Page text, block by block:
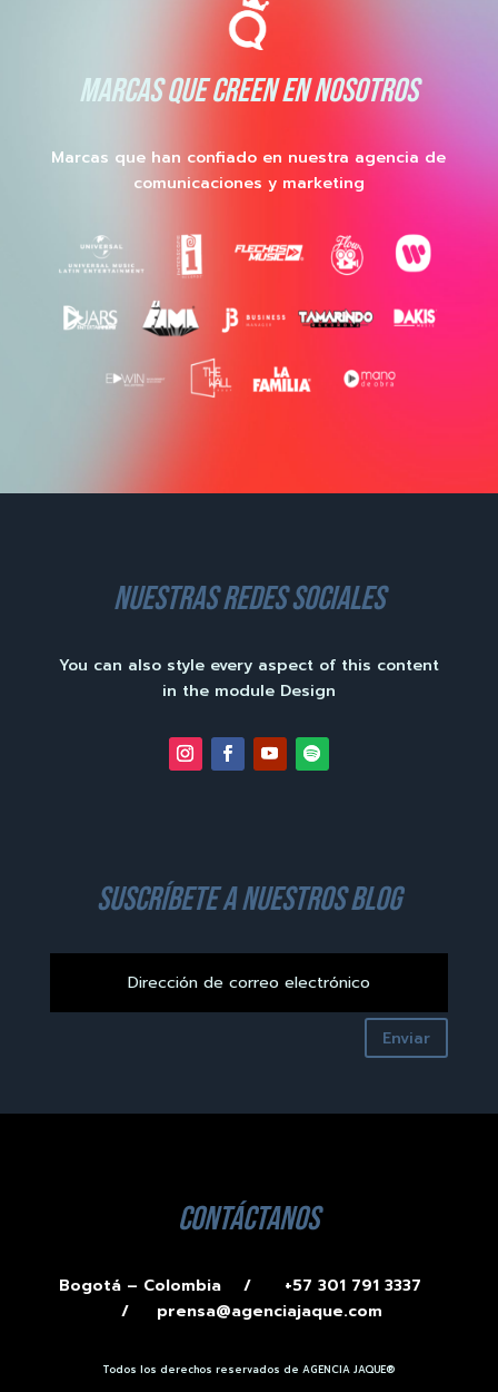
MARCAS QUE CREEN EN NOSOTROS
Marcas que han confiado en nuestra agencia de
comunicaciones y marketing
nuestras redes sociales
You can also style every aspect of this content
in the module Design
suscríbete a nuestros blog
Enviar
contáctanos
Bogotá – Colombia /
+57 301 791 3337
/ prensa@agenciajaque.com
Todos los derechos reservados de AGENCIA JAQUE®